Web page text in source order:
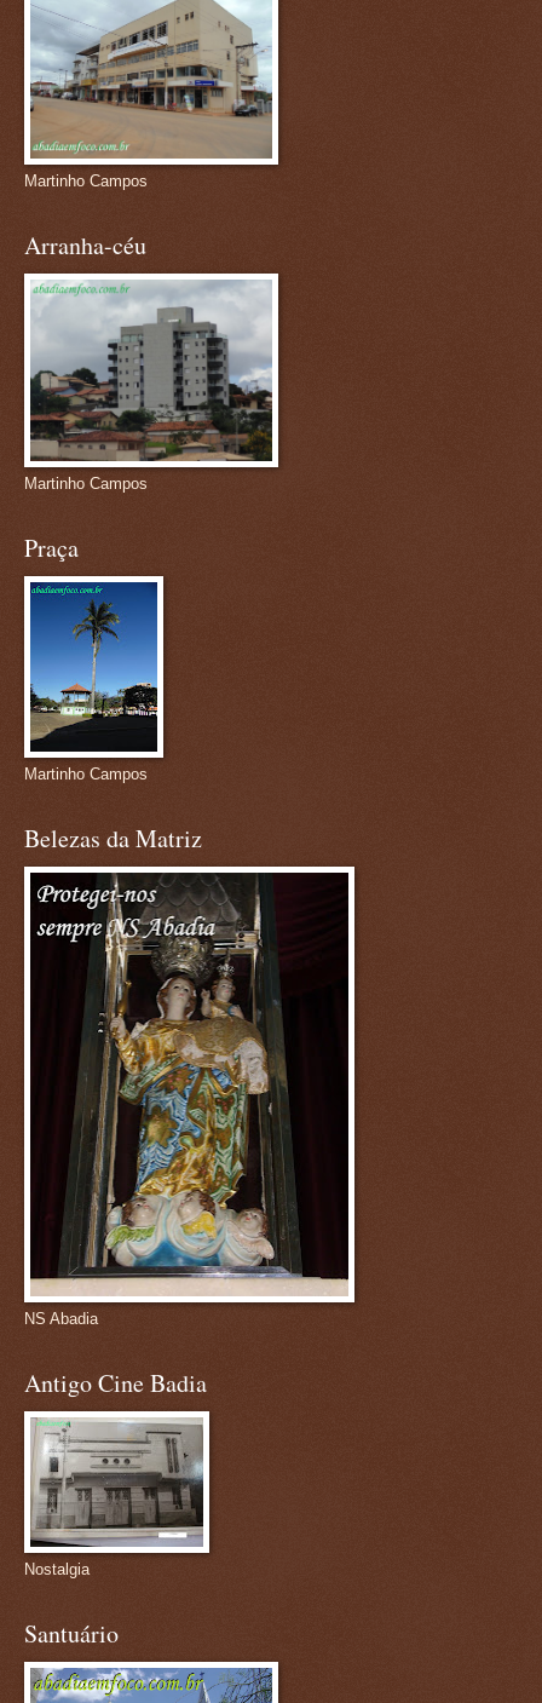
Martinho Campos
Arranha-céu
Martinho Campos
Praça
Martinho Campos
Belezas da Matriz
NS Abadia
Antigo Cine Badia
Nostalgia
Santuário